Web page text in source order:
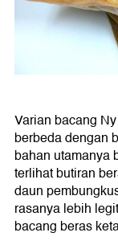
Varian bacang
berbeda dengan
bahan utamanya
terlihat butiran
daun
rasanya lebih
bacang beras